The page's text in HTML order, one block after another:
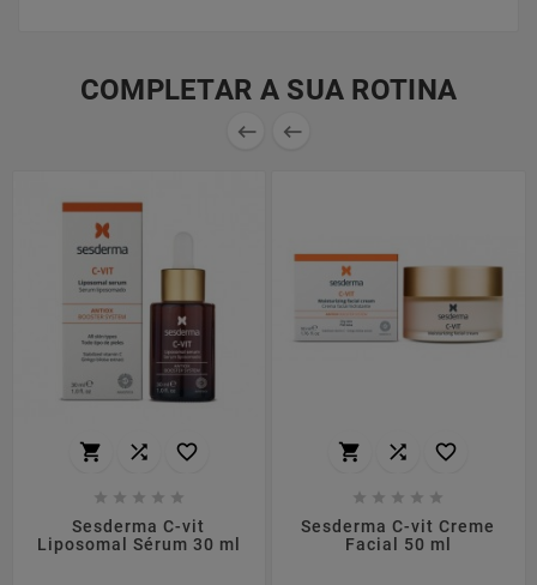
COMPLETAR A SUA ROTINA
 
  
    
Sesderma C-vit
Liposomal Sérum 30 ml
  
    
Sesderma C-vit Creme
Facial 50 ml